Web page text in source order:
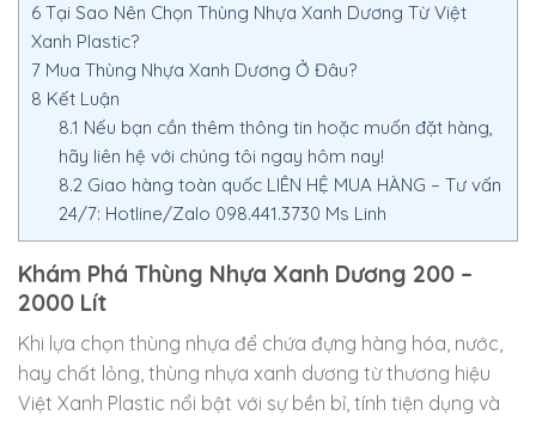
6 Tại Sao Nên Chọn Thùng Nhựa Xanh Dương Từ Việt
Xanh Plastic?
7 Mua Thùng Nhựa Xanh Dương Ở Đâu?
8 Kết Luận
8.1 Nếu bạn cần thêm thông tin hoặc muốn đặt hàng,
hãy liên hệ với chúng tôi ngay hôm nay!
8.2Giao hàng toàn quốc LIÊN HỆ MUA HÀNG – Tư vấn
24/7: Hotline/Zalo 098.441.3730 Ms Linh
Khám Phá Thùng Nhựa Xanh Dương 200 –
2000 Lít
Khi lựa chọn thùng nhựa để chứa đựng hàng hóa, nước,
hay chất lỏng, thùng nhựa xanh dương từ thương hiệu
Việt Xanh Plastic nổi bật với sự bền bỉ, tính tiện dụng và